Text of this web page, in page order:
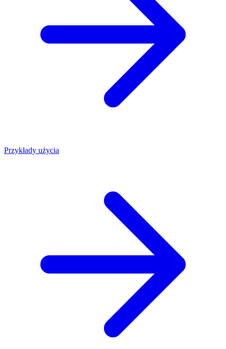
Przykłady użycia